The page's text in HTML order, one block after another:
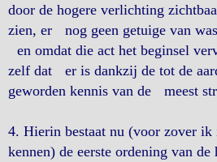
door de hogere verlichting
zien, er nog geen getuige van
en omdat die act het beginsel
zelf dat er is dankzij de tot de
geworden kennis van de meest
4. Hierin bestaat nu (voor zover ik
kennen) de eerste ordening van de